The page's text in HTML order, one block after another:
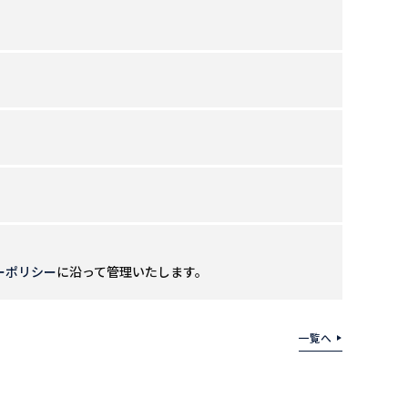
ポリシーに沿って管理いたします。
一覧へ